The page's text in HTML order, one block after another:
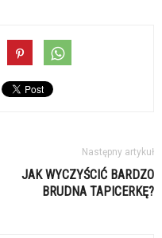
Następny artykuł
JAK WYCZYŚCIĆ BARDZO
BRUDNA TAPICERKĘ?